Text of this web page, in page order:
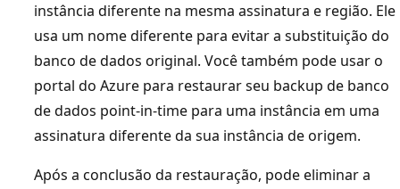
instância diferente na mesma assinatura e região. Ele
usa um nome diferente para evitar a substituição do
banco de dados original. Você também pode usar o
portal do Azure para restaurar seu backup de banco
de dados point-in-time para uma instância em uma
assinatura diferente da sua instância de origem.
Após a conclusão da restauração, pode eliminar a